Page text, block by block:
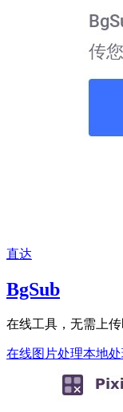
直达
BgSub
在线工具，无需上
在线图片处理本地